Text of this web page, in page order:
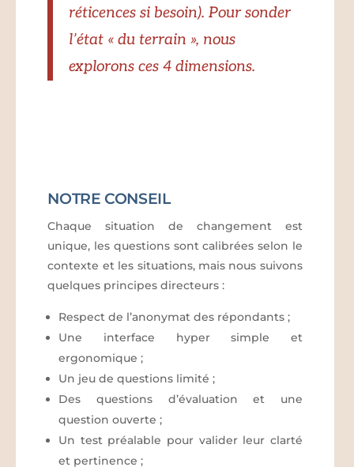
réticences si besoin). Pour sonder
l’état « du terrain », nous
explorons ces 4 dimensions.
NOTRE CONSEIL
Chaque situation de changement est
unique, les questions sont calibrées selon le
contexte et les situations, mais nous suivons
quelques principes directeurs :
Respect de l’anonymat des répondants ;
Une interface hyper simple et
ergonomique ;
Un jeu de questions limité ;
Des questions d’évaluation et une
question ouverte ;
Un test préalable pour valider leur clarté
et pertinence ;